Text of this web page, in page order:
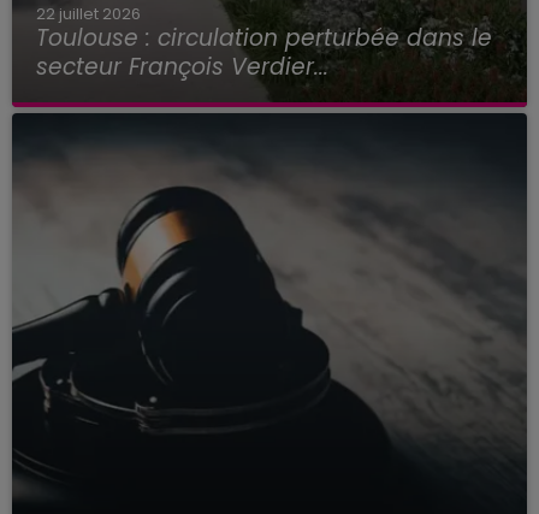
22 juillet 2026
Toulouse : circulation perturbée dans le
secteur François Verdier...